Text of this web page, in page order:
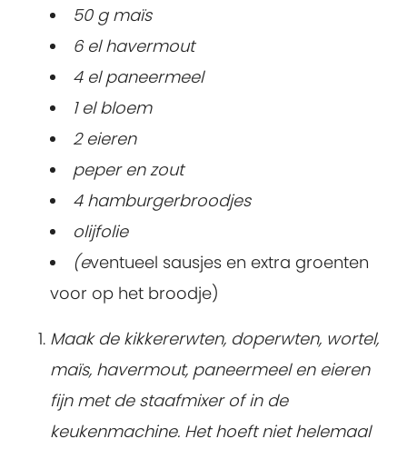
50 g maïs
6 el havermout
4 el paneermeel
1 el bloem
2 eieren
peper en zout
4 hamburgerbroodjes
olijfolie
(eventueel sausjes en extra groenten
voor op het broodje)
Maak de kikkererwten, doperwten, wortel,
maïs, havermout, paneermeel en eieren
fijn met de staafmixer of in de
keukenmachine. Het hoeft niet helemaal